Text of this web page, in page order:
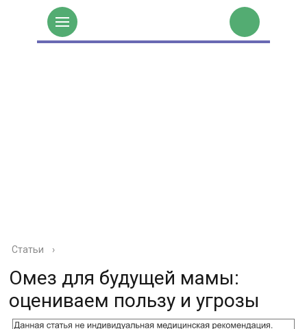
Статьи ›
Омез для будущей мамы:
оцениваем пользу и угрозы